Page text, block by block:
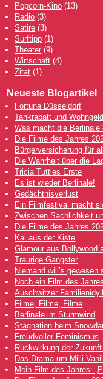
Popcorn-Kino (13)
Radio (3)
Satire (3)
Surftipp (1)
Theater (9)
Wirtschaft (4)
Zitat (1)
Neueste Blogartikel
Fortuna Düsseldorf
Tankrabatt und
Was macht die
Die Filme des Jahres
Bürgerversicherung für
Die Wahrheit über die
Tricia Tuttles Erste
Es ist wieder Berlinale!
Gedächtnisverlust
Ein Filmfestival macht
Zwischen Sachlichkeit
Die Filme des Jahres
Kai aus der Kiste
Glamour aus Bollywood
Traurige Gangster
Niemand will’s gewesen
Noch ein Film des Jahres
Auschwitzer
Filme, Filme, Filme
Berlinale im Sturmwind
Stagnation beim
Freudvoller Feminismus
Rückwirkung der
Das Drama um Milli
Mein Film des Jahres: